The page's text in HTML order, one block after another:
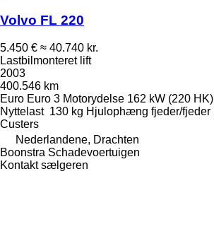
Volvo FL 220
5.450 € ≈ 40.740 kr.
Lastbilmonteret lift
2003
400.546 km
Euro Euro 3 Motorydelse 162 kW (220 HK)
Nyttelast 130 kg Hjulophæng fjeder/fjeder
Custers
Nederlandene, Drachten
Boonstra Schadevoertuigen
Kontakt sælgeren